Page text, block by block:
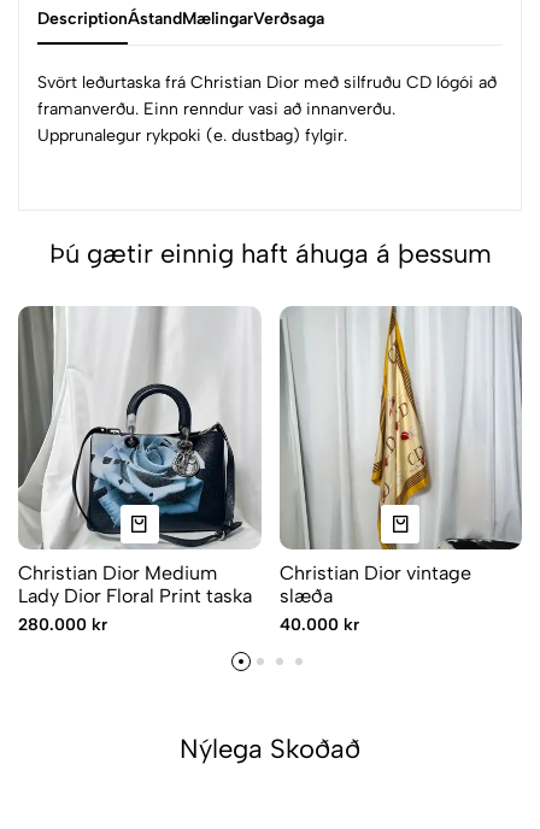
DescriptionÁstandMælingarVerðsaga
Svört leðurtaska frá Christian Dior með silfruðu CD lógói að
framanverðu. Einn renndur vasi að innanverðu.
Upprunalegur rykpoki (e. dustbag) fylgir.
Þú gætir einnig haft áhuga á þessum
Christian Dior Medium
Lady Dior Floral Print taska
280.000 kr
Christian Dior vintage
slæða
40.000 kr
Nýlega Skoðað